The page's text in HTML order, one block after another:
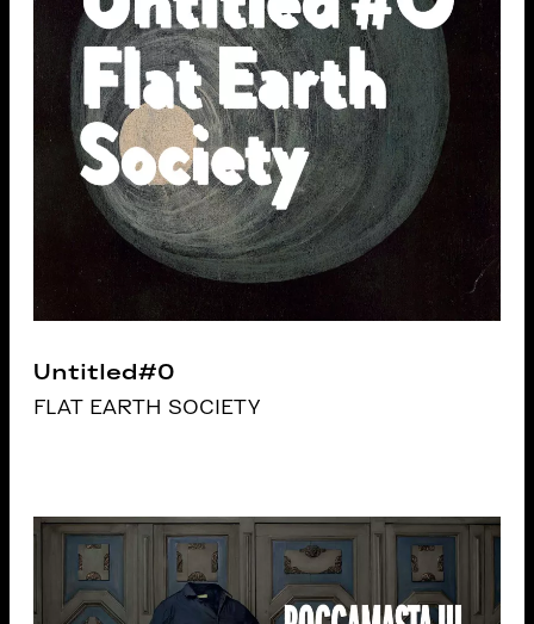
Untitled#0
FLAT EARTH SOCIETY